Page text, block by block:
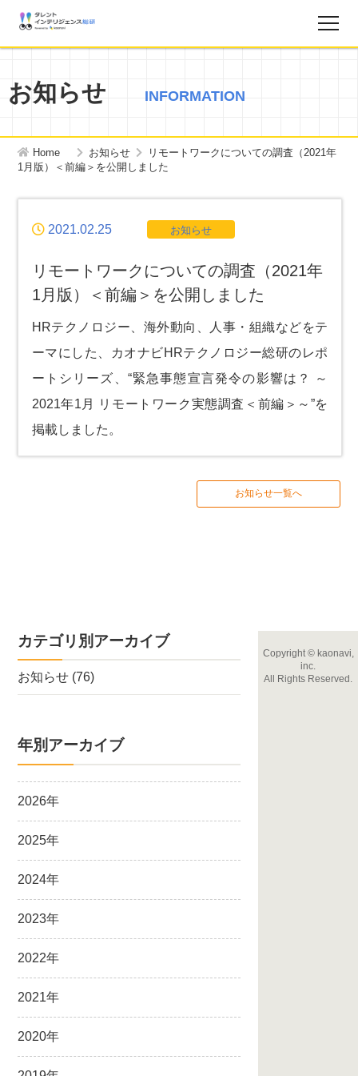
タレントインテリジェンス総研とは？
個人情報保護方針
サイトマップ
お知らせ INFORMATION
Home お知らせ
リモートワークについての調査（2021年
1月版）＜前編＞を公開しました
2021.02.25 お知らせ
リモートワークについての調査（2021年
1月版）＜前編＞を公開しました
HRテクノロジー、海外動向、人事・組織などをテ
ーマにした、カオナビHRテクノロジー総研のレポ
ートシリーズ、 “緊急事態宣言発令の影響は？ ～
2021年1月 リモートワーク実態調査＜前編＞～”を
掲載しました。
お知らせ一覧へ
カテゴリ別アーカイブ
お知らせ (76)
年別アーカイブ
2026年
2025年
2024年
2023年
2022年
2021年
2020年
Copyright©kaonavi,
inc.
All Rights Reserved.